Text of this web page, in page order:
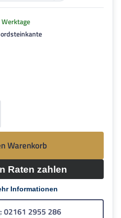
Werktage
den gewünschten
Warenkorb
02161 2955 286